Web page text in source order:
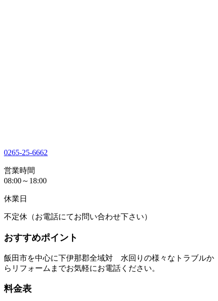
0265-25-6662
営業時間
08:00～18:00
休業日
不定休（お電話にてお問い合わせ下さい）
おすすめポイント
飯田市を中心に下伊那郡全域対 水回りの様々なトラブルか
らリフォームまでお気軽にお電話ください。
料金表